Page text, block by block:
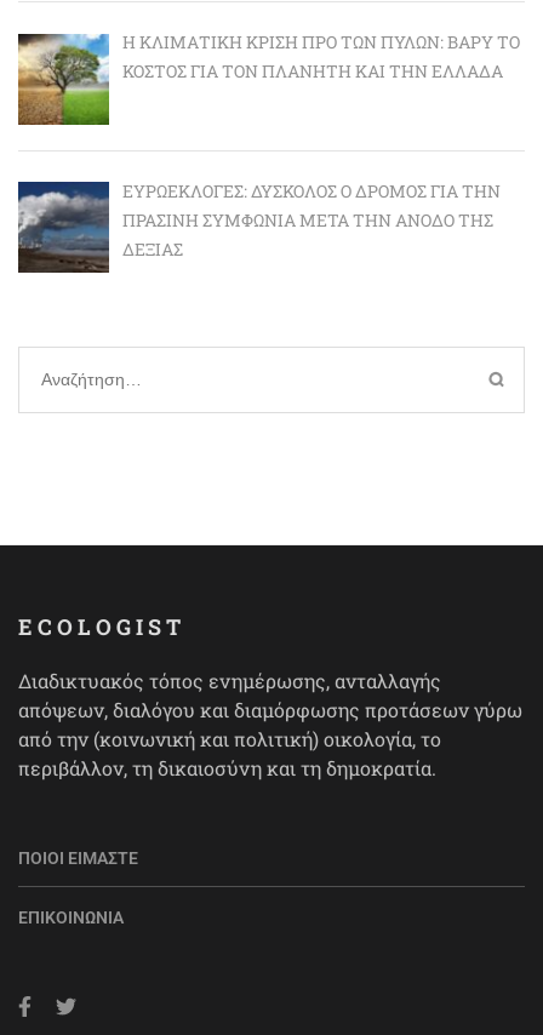
Η ΚΛΙΜΑΤΙΚΉ ΚΡΊΣΗ ΠΡΟ ΤΩΝ ΠΥΛΏΝ: BΑΡΎ ΤΟ
ΚΌΣΤΟΣ ΓΙΑ ΤΟΝ ΠΛΑΝΉΤΗ ΚΑΙ ΤΗΝ ΕΛΛΆΔΑ
ΕΥΡΩΕΚΛΟΓΈΣ: ΔΎΣΚΟΛΟΣ Ο ΔΡΌΜΟΣ ΓΙΑ ΤΗΝ
ΠΡΆΣΙΝΗ ΣΥΜΦΩΝΊΑ ΜΕΤΆ ΤΗΝ ΆΝΟΔΟ ΤΗΣ
ΔΕΞΙΆΣ
Αναζήτηση
για:
ECOLOGIST
Διαδικτυακός τόπος ενημέρωσης, ανταλλαγής
απόψεων, διαλόγου και διαμόρφωσης προτάσεων γύρω
από την (κοινωνική και πολιτική) οικολογία, το
περιβάλλον, τη δικαιοσύνη και τη δημοκρατία.
ΠΟΙΟΙ ΕΊΜΑΣΤΕ
ΕΠΙΚΟΙΝΩΝΊΑ